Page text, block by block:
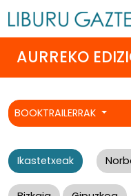
AURREKO
BOOKTRAILERRAK
Ikastetxeak